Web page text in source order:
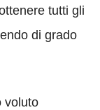
tutti gli
di grado
voluto